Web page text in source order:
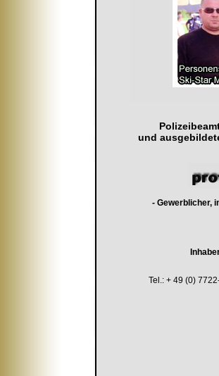
und
- Gewerblicher,
Tel.: + 49 (0)